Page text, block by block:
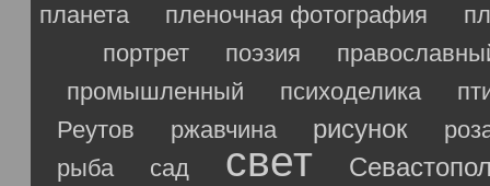
планета
пленочная фотография
портрет
поэзия
промышленный
психоделика
Реутов
ржавчина рисунок
рыба
сад свет